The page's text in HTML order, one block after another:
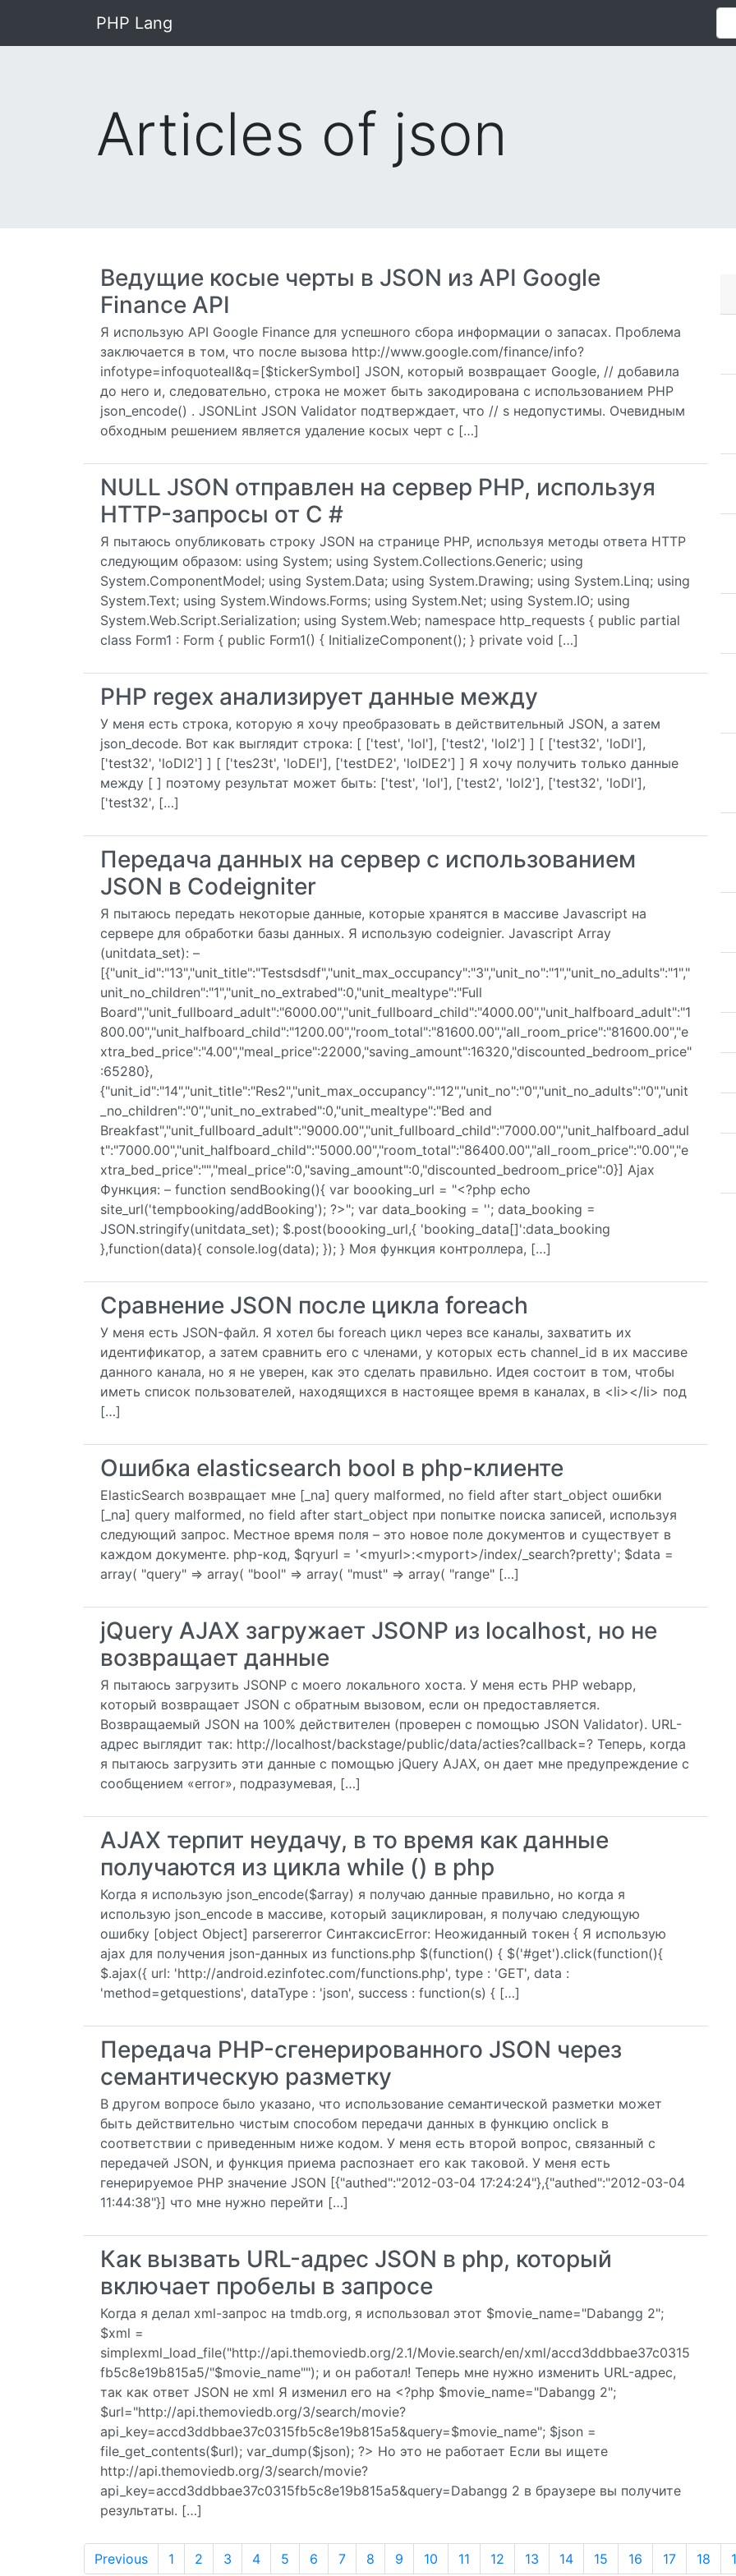
PHP Lang
Articles of json
Ведущие косые черты в JSON из API Google
Finance API
Я использую API Google Finance для успешного сбора информации о запасах. Проблема
заключается в том, что после вызова http://www.google.com/finance/info?
infotype=infoquoteall&q=[$tickerSymbol] JSON, который возвращает Google, // добавила
до него и, следовательно, строка не может быть закодирована с использованием PHP
json_encode() . JSONLint JSON Validator подтверждает, что // s недопустимы. Очевидным
обходным решением является удаление косых черт с […]
NULL JSON отправлен на сервер PHP, используя
HTTP-запросы от C #
Я пытаюсь опубликовать строку JSON на странице PHP, используя методы ответа HTTP
следующим образом: using System; using System.Collections.Generic; using
System.ComponentModel; using System.Data; using System.Drawing; using System.Linq; using
System.Text; using System.Windows.Forms; using System.Net; using System.IO; using
System.Web.Script.Serialization; using System.Web; namespace http_requests { public partial
class Form1 : Form { public Form1() { InitializeComponent(); } private void […]
PHP regex анализирует данные между
У меня есть строка, которую я хочу преобразовать в действительный JSON, а затем
json_decode. Вот как выглядит строка: [ ['test', 'lol'], ['test2', 'lol2'] ] [ ['test32', 'loDl'],
['test32', 'loDl2'] ] [ ['tes23t', 'loDEl'], ['testDE2', 'lolDE2'] ] Я хочу получить только данные
между [ ] поэтому результат может быть: ['test', 'lol'], ['test2', 'lol2'], ['test32', 'loDl'],
['test32', […]
Передача данных на сервер с использованием
JSON в Codeigniter
Я пытаюсь передать некоторые данные, которые хранятся в массиве Javascript на
сервере для обработки базы данных. Я использую codeignier. Javascript Array
(unitdata_set): –
[{"unit_id":"13","unit_title":"Testsdsdf","unit_max_occupancy":"3","unit_no":"1","unit_no_adults":"1","
unit_no_children":"1","unit_no_extrabed":0,"unit_mealtype":"Full
Board","unit_fullboard_adult":"6000.00","unit_fullboard_child":"4000.00","unit_halfboard_adult":"1
800.00","unit_halfboard_child":"1200.00","room_total":"81600.00","all_room_price":"81600.00","e
xtra_bed_price":"4.00","meal_price":22000,"saving_amount":16320,"discounted_bedroom_price"
:65280},
{"unit_id":"14","unit_title":"Res2","unit_max_occupancy":"12","unit_no":"0","unit_no_adults":"0","unit
_no_children":"0","unit_no_extrabed":0,"unit_mealtype":"Bed and
Breakfast","unit_fullboard_adult":"9000.00","unit_fullboard_child":"7000.00","unit_halfboard_adul
t":"7000.00","unit_halfboard_child":"5000.00","room_total":"86400.00","all_room_price":"0.00","e
xtra_bed_price":"","meal_price":0,"saving_amount":0,"discounted_bedroom_price":0}] Ajax
Функция: – function sendBooking(){ var boooking_url = "<?php echo
site_url('tempbooking/addBooking'); ?>"; var data_booking = ''; data_booking =
JSON.stringify(unitdata_set); $.post(boooking_url,{ 'booking_data[]':data_booking
},function(data){ console.log(data); }); } Моя функция контроллера, […]
Сравнение JSON после цикла foreach
У меня есть JSON-файл. Я хотел бы foreach цикл через все каналы, захватить их
идентификатор, а затем сравнить его с членами, у которых есть channel_id в их массиве
данного канала, но я не уверен, как это сделать правильно. Идея состоит в том, чтобы
иметь список пользователей, находящихся в настоящее время в каналах, в <li></li> под
[…]
Ошибка elasticsearch bool в php-клиенте
ElasticSearch возвращает мне [_na] query malformed, no field after start_object ошибки
[_na] query malformed, no field after start_object при попытке поиска записей, используя
следующий запрос. Местное время поля – это новое поле документов и существует в
каждом документе. php-код, $qryurl = '<myurl>:<myport>/index/_search?pretty'; $data =
array( "query" => array( "bool" => array( "must" => array( "range" […]
jQuery AJAX загружает JSONP из localhost, но не
возвращает данные
Я пытаюсь загрузить JSONP с моего локального хоста. У меня есть PHP webapp,
который возвращает JSON с обратным вызовом, если он предоставляется.
Возвращаемый JSON на 100% действителен (проверен с помощью JSON Validator). URL-
адрес выглядит так: http://localhost/backstage/public/data/acties?callback=? Теперь, когда
я пытаюсь загрузить эти данные с помощью jQuery AJAX, он дает мне предупреждение с
сообщением «error», подразумевая, […]
AJAX терпит неудачу, в то время как данные
получаются из цикла while () в php
Когда я использую json_encode($array) я получаю данные правильно, но когда я
использую json_encode в массиве, который зациклирован, я получаю следующую
ошибку [object Object] parsererror СинтаксисError: Неожиданный токен { Я использую
ajax для получения json-данных из functions.php $(function() { $('#get').click(function(){
$.ajax({ url: 'http://android.ezinfotec.com/functions.php', type : 'GET', data :
'method=getquestions', dataType : 'json', success : function(s) { […]
Передача PHP-сгенерированного JSON через
семантическую разметку
В другом вопросе было указано, что использование семантической разметки может
быть действительно чистым способом передачи данных в функцию onclick в
соответствии с приведенным ниже кодом. У меня есть второй вопрос, связанный с
передачей JSON, и функция приема распознает его как таковой. У меня есть
генерируемое PHP значение JSON [{"authed":"2012-03-04 17:24:24"},{"authed":"2012-03-04
11:44:38"}] что мне нужно перейти […]
Как вызвать URL-адрес JSON в php, который
включает пробелы в запросе
Когда я делал xml-запрос на tmdb.org, я использовал этот $movie_name="Dabangg 2";
$xml =
simplexml_load_file("http://api.themoviedb.org/2.1/Movie.search/en/xml/accd3ddbbae37c0315
fb5c8e19b815a5/"$movie_name""); и он работал! Теперь мне нужно изменить URL-адрес,
так как ответ JSON не xml Я изменил его на <?php $movie_name="Dabangg 2";
$url="http://api.themoviedb.org/3/search/movie?
api_key=accd3ddbbae37c0315fb5c8e19b815a5&query=$movie_name"; $json =
file_get_contents($url); var_dump($json); ?> Но это не работает Если вы ищете
http://api.themoviedb.org/3/search/movie?
api_key=accd3ddbbae37c0315fb5c8e19b815a5&query=Dabangg 2 в браузере вы получите
результаты. […]
Previous 1 2 3 4 5 6 7 8 9 10 11 12 13 14 15 16 17 18